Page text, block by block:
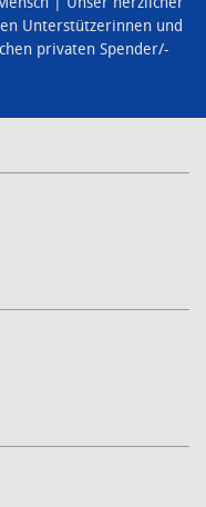
Unterstützerinnen und
privaten Spender/-